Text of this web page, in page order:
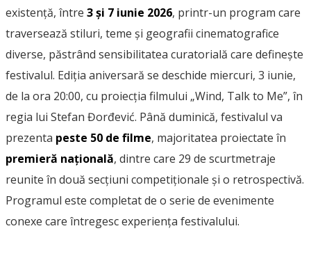
existență, între 3 și 7 iunie 2026, printr-un program care
traversează stiluri, teme și geografii cinematografice
diverse, păstrând sensibilitatea curatorială care definește
festivalul. Ediția aniversară se deschide miercuri, 3 iunie,
de la ora 20:00, cu proiecția filmului „Wind, Talk to Me”, în
regia lui Stefan Đorđević. Până duminică, festivalul va
prezenta peste 50 de filme, majoritatea proiectate în
premieră națională, dintre care 29 de scurtmetraje
reunite în două secțiuni competiționale și o retrospectivă.
Programul este completat de o serie de evenimente
conexe care întregesc experiența festivalului.